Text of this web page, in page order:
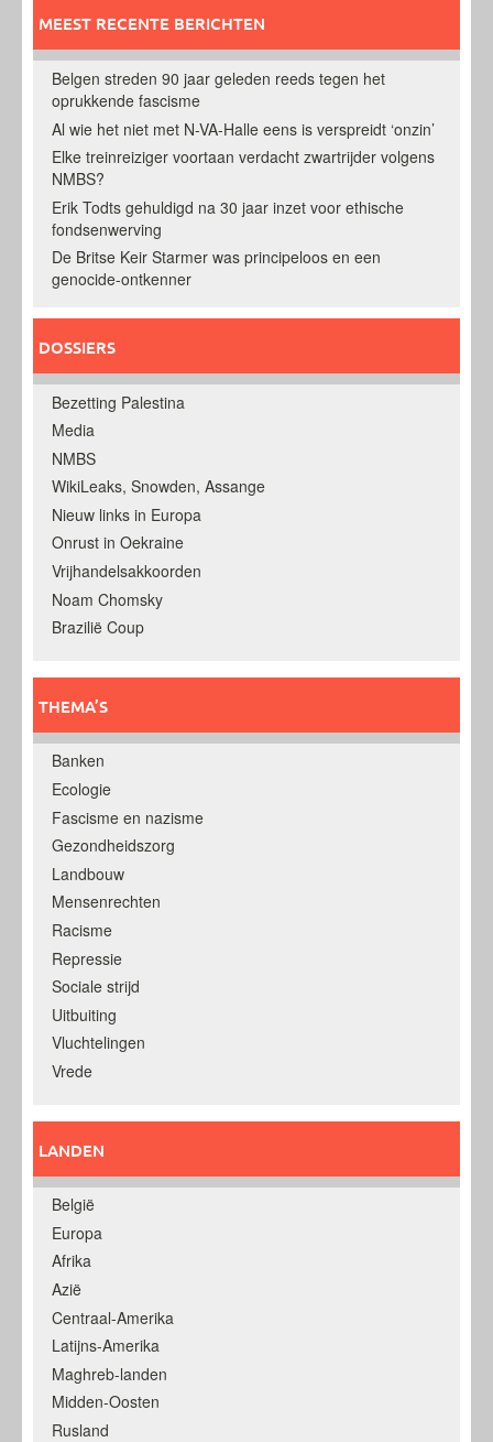
MEEST RECENTE BERICHTEN
Belgen streden 90 jaar geleden reeds tegen het
oprukkende fascisme
Al wie het niet met N-VA-Halle eens is verspreidt ‘onzin’
Elke treinreiziger voortaan verdacht zwartrijder volgens
NMBS?
Erik Todts gehuldigd na 30 jaar inzet voor ethische
fondsenwerving
De Britse Keir Starmer was principeloos en een
genocide-ontkenner
DOSSIERS
Bezetting Palestina
Media
NMBS
WikiLeaks, Snowden, Assange
Nieuw links in Europa
Onrust in Oekraine
Vrijhandelsakkoorden
Noam Chomsky
Brazilië Coup
THEMA’S
Banken
Ecologie
Fascisme en nazisme
Gezondheidszorg
Landbouw
Mensenrechten
Racisme
Repressie
Sociale strijd
Uitbuiting
Vluchtelingen
Vrede
LANDEN
België
Europa
Afrika
Azië
Centraal-Amerika
Latijns-Amerika
Maghreb-landen
Midden-Oosten
Rusland